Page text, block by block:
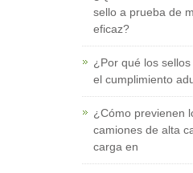
sello a prueba de
eficaz?
¿Por qué los
el cumplimiento
¿Cómo previenen
camiones de alta
carga en